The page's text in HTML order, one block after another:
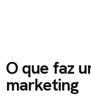
O que faz
marketing